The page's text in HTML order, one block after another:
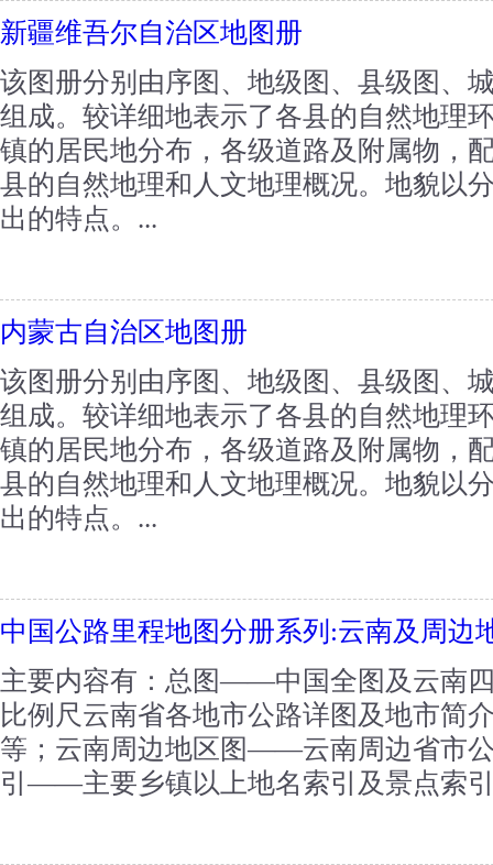
新疆维吾尔自治区地图册
该图册分别由序图、地级图、县级图、
组成。较详细地表示了各县的自然地理
镇的居民地分布，各级道路及附属物，
县的自然地理和人文地理概况。地貌以
出的特点。...
内蒙古自治区地图册
该图册分别由序图、地级图、县级图、
组成。较详细地表示了各县的自然地理
镇的居民地分布，各级道路及附属物，
县的自然地理和人文地理概况。地貌以
出的特点。...
中国公路里程地图分册系列:云南及周边
主要内容有：总图――中国全图及云南
比例尺云南省各地市公路详图及地市简
等；云南周边地区图――云南周边省市
引――主要乡镇以上地名索引及景点索